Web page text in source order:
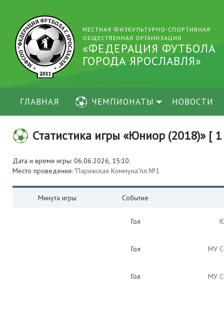
МЕСТНАЯ ФИЗКУЛЬТУРНО-СПОРТИВНАЯ
ОБЩЕСТВЕННАЯ ОРГАНИЗАЦИЯ
«ФЕДЕРАЦИЯ ФУТБОЛА
ГОРОДА ЯРОСЛАВЛЯ»
ГЛАВНАЯ ЧЕМПИОНАТЫ НОВОСТИ
Статистика игры «Юниор (2018)»
Дата и время игры: 06.06.2026, 15:10.
Место проведения: "Парижская Коммуна"пл.№1
Минута игры Событие
Гол
Гол МУ
Гол МУ